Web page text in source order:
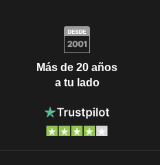
Más de 20 años
a tu lado